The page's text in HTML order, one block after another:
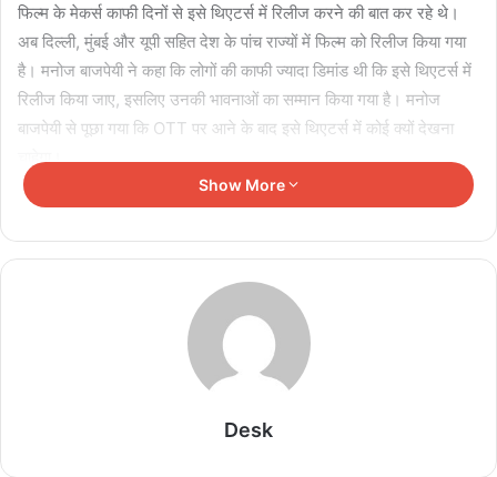
फिल्म के मेकर्स काफी दिनों से इसे थिएटर्स में रिलीज करने की बात कर रहे थे।
अब दिल्ली, मुंबई और यूपी सहित देश के पांच राज्यों में फिल्म को रिलीज किया गया
है। मनोज बाजपेयी ने कहा कि लोगों की काफी ज्यादा डिमांड थी कि इसे थिएटर्स में
रिलीज किया जाए, इसलिए उनकी भावनाओं का सम्मान किया गया है। मनोज
बाजपेयी से पूछा गया कि OTT पर आने के बाद इसे थिएटर्स में कोई क्यों देखना
अमृता खानविलकर ने तलाक की खबरों को बताया बेबुनियाद,
पति संग जारी किया बयान
August 10, 2026
लकी अली के इमोशनल वीडियो से मची हलचल, बोले- एक दिन
August 10, 2026
Show More
Desk